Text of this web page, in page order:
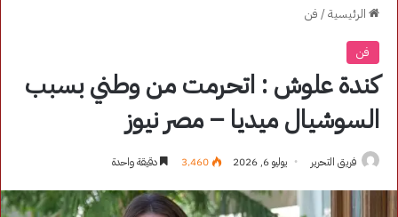
الرئيسية/ فن
فن
كندة علوش : اتحرمت من وطني بسبب
السوشيال ميديا – مصر نيوز
فريق التحرير يوليو 6, 2026 3٬460 دقيقة واحدة